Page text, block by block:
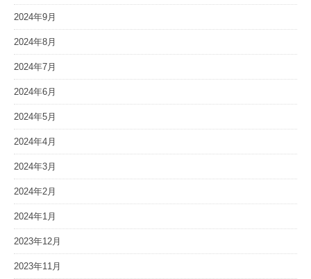
2024年9月
2024年8月
2024年7月
2024年6月
2024年5月
2024年4月
2024年3月
2024年2月
2024年1月
2023年12月
2023年11月